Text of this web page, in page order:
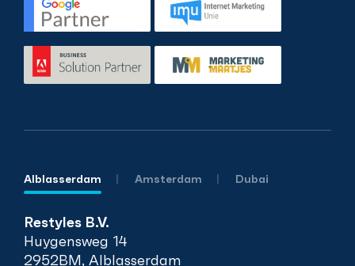
Alblasserdam Amsterdam Dubai
Restyles B.V.
Huygensweg 14
2952BM, Alblasserdam